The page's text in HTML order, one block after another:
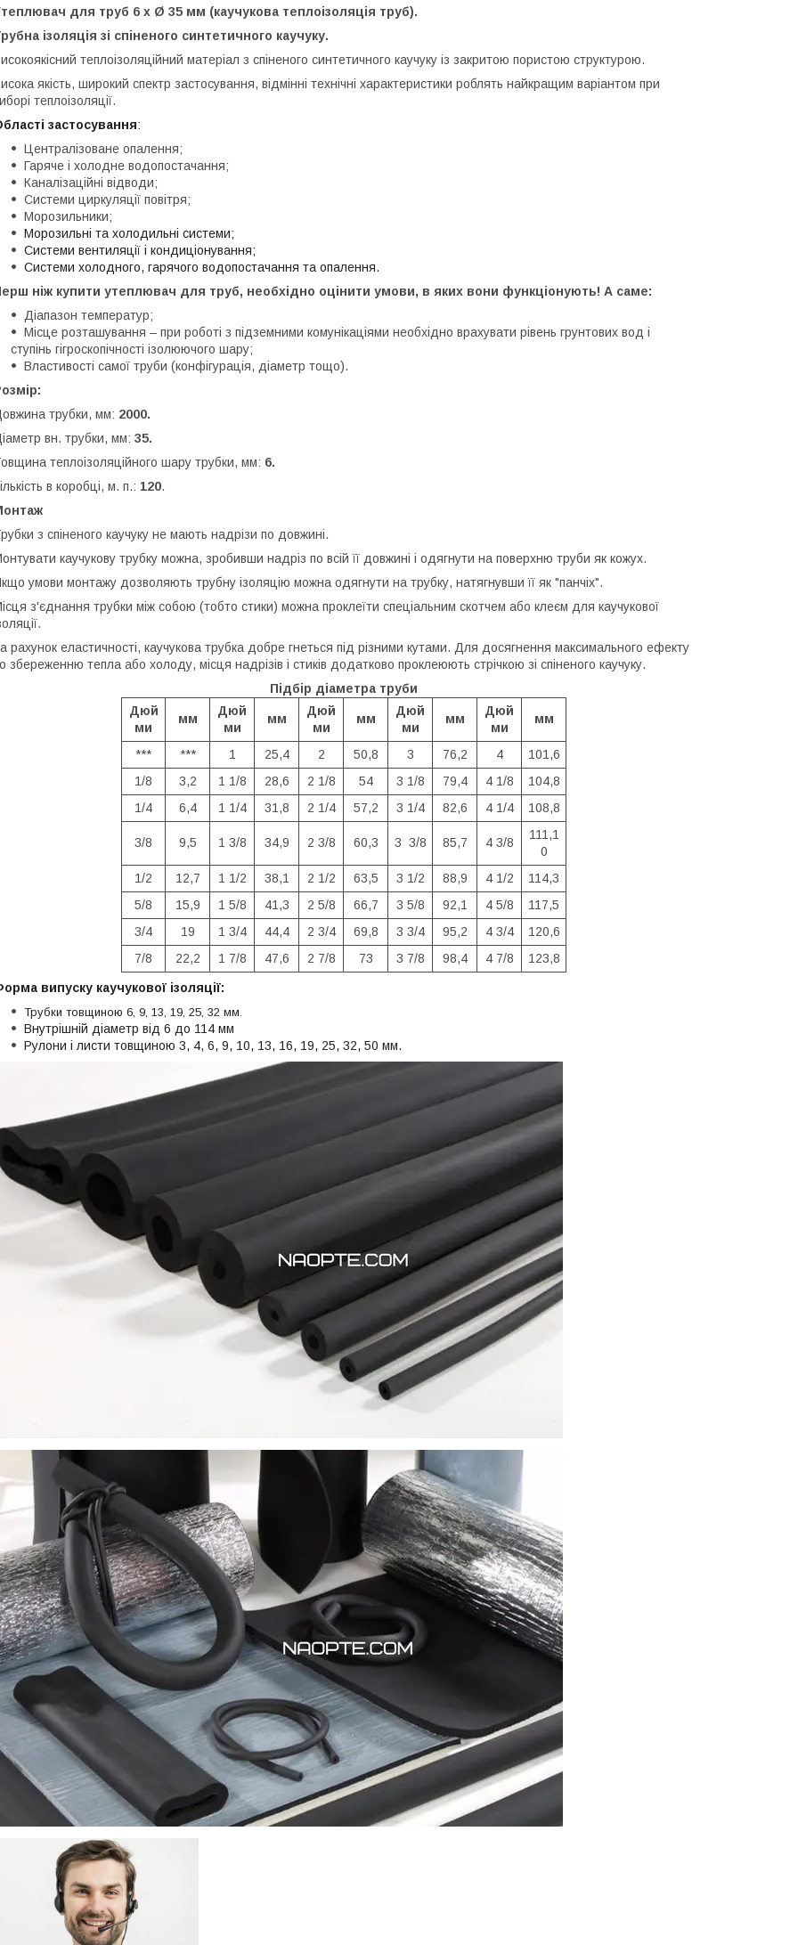
для труб 6 х Ø 35 мм (каучукова теплоізоляція труб).
ізоляція зі спіненого синтетичного каучуку.
теплоізоляційний матеріал з спіненого синтетичного каучуку із закритою пористою структурою.
якість, широкий спектр застосування, відмінні технічні характеристики роблять найкращим варіантом при
теплоізоляції.
застосування:
Централізоване опалення;
Гаряче і холодне водопостачання;
Каналізаційні відводи;
Системи циркуляції повітря;
Морозильники;
Морозильні та холодильні системи;
Системи вентиляції і кондиціонування;
Системи холодного, гарячого водопостачання та опалення.
ніж купити утеплювач для труб, необхідно оцінити умови, в яких вони функціонують! А саме:
Діапазон температур;
Місце розташування – при роботі з підземними комунікаціями необхідно врахувати рівень грунтових вод і
ступінь гігроскопічності ізолюючого шару;
Властивості самої труби (конфігурація, діаметр тощо).
трубки, мм: 2000.
вн. трубки, мм: 35.
теплоізоляційного шару трубки, мм: 6.
в коробці, м. п.: 120.
з спіненого каучуку не мають надрізи по довжині.
каучукову трубку можна, зробивши надріз по всій її довжині і одягнути на поверхню труби як кожух.
умови монтажу дозволяють трубну ізоляцію можна одягнути на трубку, натягнувши її як "панчіх".
з'єднання трубки між собою (тобто стики) можна проклеїти спеціальним скотчем або клеєм для каучукової
рахунок еластичності, каучукова трубка добре гнеться під різними кутами. Для досягнення максимального ефекту
збереженню тепла або холоду, місця надрізів і стиків додатково проклеюють стрічкою зі спіненого каучуку.
Підбір діаметра труби
Дюй
ми
мм
Дюй
ми
мм
Дюй
ми
мм
Дюй
ми
мм
Дюй
ми
мм
*** *** 1 25,4 2 50,8 3 76,2 4
101,6
1/8
3,2 1 1/8 28,6 2 1/8 54 3 1/8 79,4 4 1/8
104,8
1/4
6,4 1 1/4 31,8 2 1/4 57,2 3 1/4 82,6 4 1/4 108,8
3/8 9,5 1 3/8 34,9 2 3/8 60,3 3 3/8 85,7 4 3/8
111,1
0
1/2
12,7 1 1/2 38,1 2 1/2 63,5 3 1/2 88,9 4 1/2
114,3
5/8
15,9 1 5/8 41,3 2 5/8 66,7 3 5/8 92,1 4 5/8
117,5
3/4
19 1 3/4 44,4 2 3/4 69,8 3 3/4 95,2 4 3/4
120,6
7/8
22,2 1 7/8 47,6 2 7/8 73 3 7/8 98,4 4 7/8 123,8
випуску каучукової ізоляції:
Трубки товщиною 6, 9, 13, 19, 25, 32 мм.
Внутрішній діаметр від 6 до 114 мм
Рулони і листи товщиною 3, 4, 6, 9, 10, 13, 16, 19, 25, 32, 50 мм.